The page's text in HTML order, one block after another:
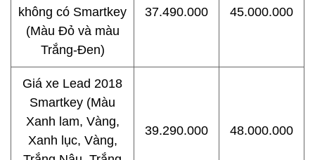
không có Smartkey
(Màu Đỏ và màu
Trắng-Đen)
37.490.000 45.000.000
Giá xe Lead 2018
Smartkey (Màu
Xanh lam, Vàng,
Xanh lục, Vàng,
39.290.000 48.000.000